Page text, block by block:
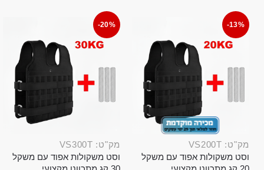
-13%
מק"ט: VS200T
וסט משקולות אפוד עם משקל
-20%
מק"ט: VS300T
וסט משקולות אפוד עם משקל